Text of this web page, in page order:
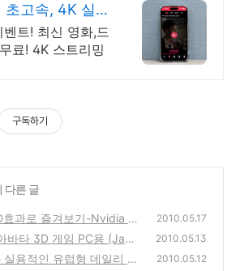
초고속, 4K 실
트! 최신 영화,드
료! 4K 스트리밍
구독하기
다른 글
과로 즐겨보기-Nvidia 스
치 사용 방법
(26)
2010.05.17
바타 3D 게임 PC용 (Jame
The Game)
(12)
2010.05.13
용적인 유럽형 데일리 Ci
2010.05.12